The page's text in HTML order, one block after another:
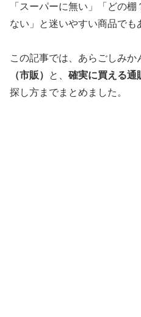
「スーパーに無い」「どの
ない」と迷いやすい商品でも
この記事では、あらごしみか
（市販）
と、 確実に買える通
探し方までまとめました。